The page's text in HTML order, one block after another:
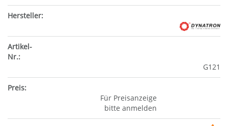
G121
Für Preisanzeige
bitte anmelden